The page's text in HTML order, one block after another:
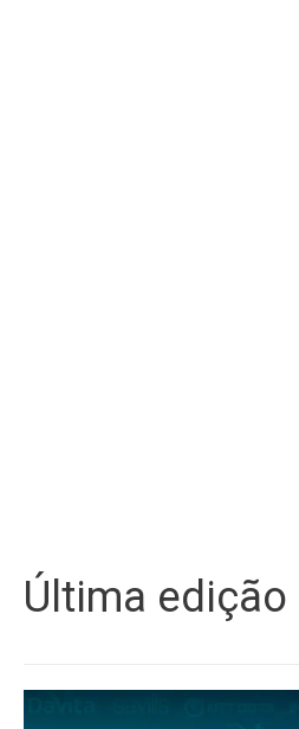
Última edição